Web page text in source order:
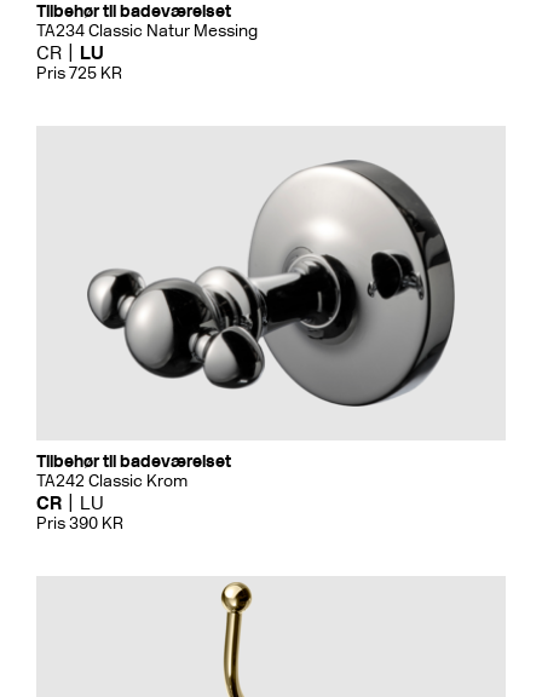
Tilbehør til badeværelset
TA234 Classic Natur Messing
CR LU
Pris 725 KR
Tilbehør til badeværelset
TA242 Classic Krom
CR LU
Pris 390 KR